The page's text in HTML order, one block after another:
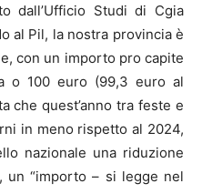
dall’Ufficio Studi di Cgia
al Pil, la nostra provincia è
con un importo pro capite
o 100 euro (99,3 euro al
che quest’anno tra feste e
in meno rispetto al 2024,
nazionale una riduzione
“importo – si legge nel